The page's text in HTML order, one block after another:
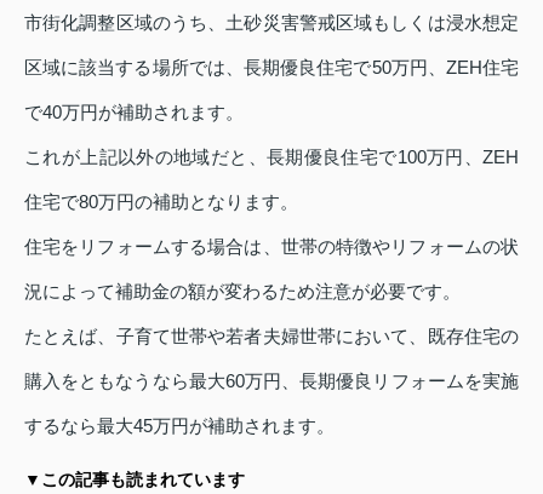
市街化調整区域のうち、土砂災害警戒区域もしくは浸水想定
区域に該当する場所では、長期優良住宅で50万円、ZEH住宅
で40万円が補助されます。
これが上記以外の地域だと、長期優良住宅で100万円、ZEH
住宅で80万円の補助となります。
住宅をリフォームする場合は、世帯の特徴やリフォームの状
況によって補助金の額が変わるため注意が必要です。
たとえば、子育て世帯や若者夫婦世帯において、既存住宅の
購入をともなうなら最大60万円、長期優良リフォームを実施
するなら最大45万円が補助されます。
▼この記事も読まれています